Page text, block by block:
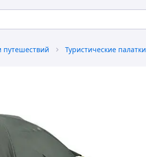
путешествий Туристические палатки